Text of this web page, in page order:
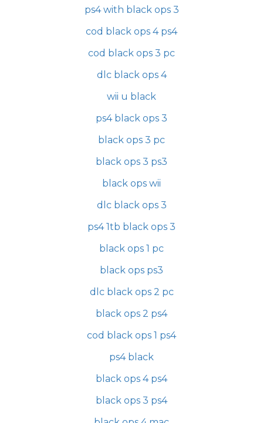
ps4 with black ops 3
cod black ops 4 ps4
cod black ops 3 pc
dlc black ops 4
wii u black
ps4 black ops 3
black ops 3 pc
black ops 3 ps3
black ops wii
dlc black ops 3
ps4 1tb black ops 3
black ops 1 pc
black ops ps3
dlc black ops 2 pc
black ops 2 ps4
cod black ops 1 ps4
ps4 black
black ops 4 ps4
black ops 3 ps4